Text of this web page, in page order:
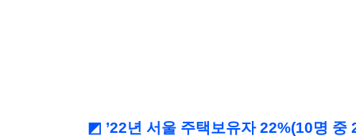
◩ ’22년 서울 주택보유자 22%(10명 중